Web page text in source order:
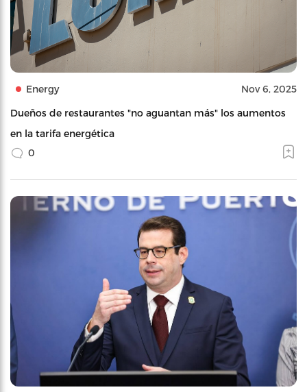
Energy Nov 6, 2025
Dueños de restaurantes "no aguantan más" los aumentos
en la tarifa energética
0